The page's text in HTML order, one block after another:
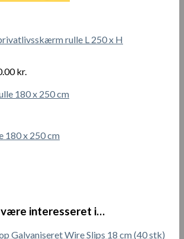
rulle L 250 x H
kr.
200.00 kr.
180 x 250 cm
være interesseret i…